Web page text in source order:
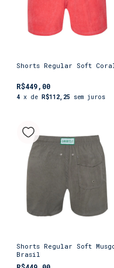
Shorts Regular Soft Coral
R$449,00
4 x de R$112,25 sem juros
Shorts Regular Soft
Brasil